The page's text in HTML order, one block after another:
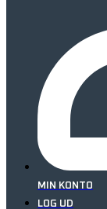
MIN KONTO
LOG UD